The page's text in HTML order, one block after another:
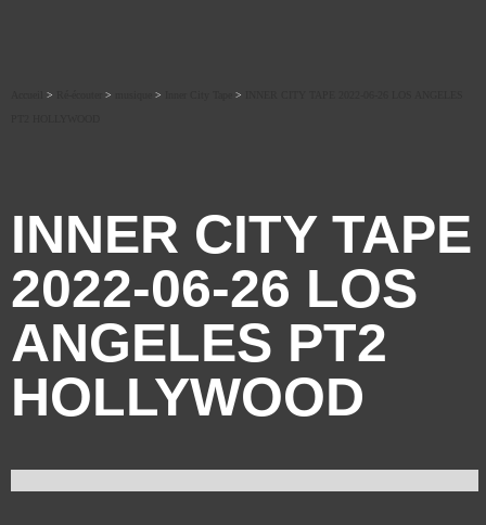
> > > >
INNER CITY TAPE
2022-06-26 LOS
ANGELES PT2
HOLLYWOOD